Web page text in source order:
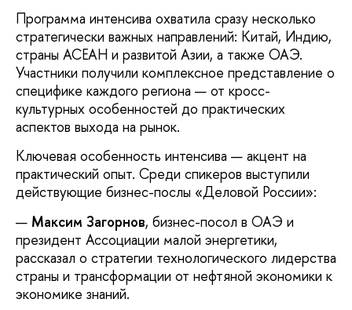
Программа интенсива охватила сразу несколько
стратегически важных направлений: Китай, Индию,
страны АСЕАН и развитой Азии, а также ОАЭ.
Участники получили комплексное представление о
специфике каждого региона — от кросс-
культурных особенностей до практических
аспектов выхода на рынок.
Ключевая особенность интенсива — акцент на
практический опыт. Среди спикеров выступили
действующие бизнес-послы «Деловой России»:
Максим Загорнов, бизнес-посол в ОАЭ и
президент Ассоциации малой энергетики,
рассказал о стратегии технологического лидерства
страны и трансформации от нефтяной экономики к
экономике знаний.